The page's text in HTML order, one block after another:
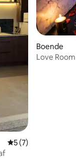
5 av 5 i
5 (7)
Boende
Love